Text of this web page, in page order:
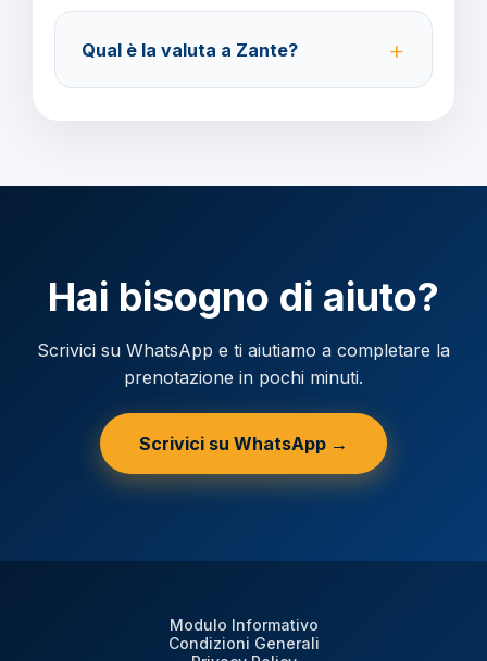
Acconto del 40% alla prenotazione, saldo 30 giorni
prima della partenza.
Qual è la valuta a Zante?
Hai bisogno di aiuto?
Scrivici su WhatsApp e ti aiutiamo a completare la
prenotazione in pochi minuti.
Scrivici su WhatsApp →
Modulo Informativo
Condizioni Generali